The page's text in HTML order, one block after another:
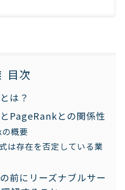
目次
は？
PageRankとの関係性
概要
は存在を否定している業
前にリーズナブルサー